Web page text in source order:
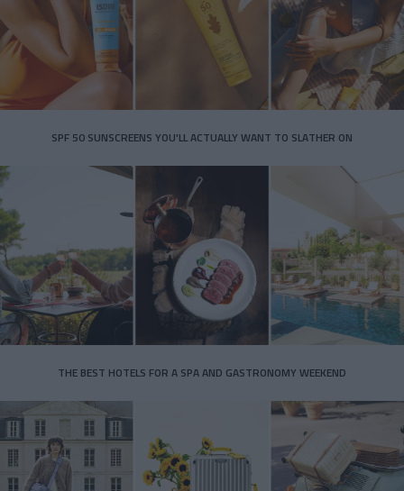
SPF 50 SUNSCREENS YOU'LL ACTUALLY WANT TO SLATHER ON
THE BEST HOTELS FOR A SPA AND GASTRONOMY WEEKEND